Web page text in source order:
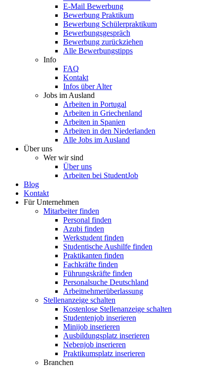
E-Mail Bewerbung
Bewerbung Praktikum
Bewerbung Schülerpraktikum
Bewerbungsgespräch
Bewerbung zurückziehen
Alle Bewerbungstipps
Info
FAQ
Kontakt
Infos über Alter
Jobs im Ausland
Arbeiten in Portugal
Arbeiten in Griechenland
Arbeiten in Spanien
Arbeiten in den Niederlanden
Alle Jobs im Ausland
Über uns
Wer wir sind
Über uns
Arbeiten bei StudentJob
Blog
Kontakt
Für Unternehmen
Mitarbeiter finden
Personal finden
Azubi finden
Werkstudent finden
Studentische Aushilfe finden
Praktikanten finden
Fachkräfte finden
Führungskräfte finden
Personalsuche Deutschland
Arbeitnehmerüberlassung
Stellenanzeige schalten
Kostenlose Stellenanzeige schalten
Studentenjob inserieren
Minijob inserieren
Ausbildungsplatz inserieren
Nebenjob inserieren
Praktikumsplatz inserieren
Branchen